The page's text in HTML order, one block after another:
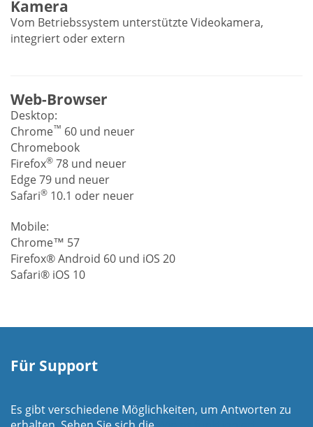
Kamera
Vom Betriebssystem unterstützte Videokamera,
integriert oder extern
Web-Browser
Desktop:
Chrome™ 60 und neuer
Chromebook
Firefox® 78 und neuer
Edge 79 und neuer
Safari® 10.1 oder neuer
Mobile:
Chrome™ 57
Firefox® Android 60 und iOS 20
Safari® iOS 10
Für Support
Es gibt verschiedene Möglichkeiten, um Antworten zu